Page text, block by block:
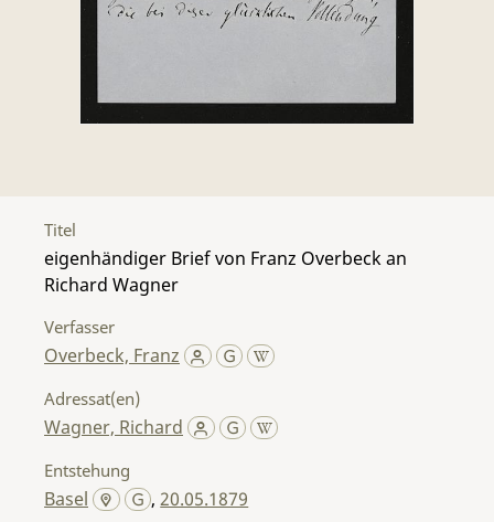
Titel
eigenhändiger Brief von Franz Overbeck an
Richard Wagner
Verfasser
Overbeck, Franz
Adressat(en)
Wagner, Richard
Entstehung
Basel ,20.05.1879